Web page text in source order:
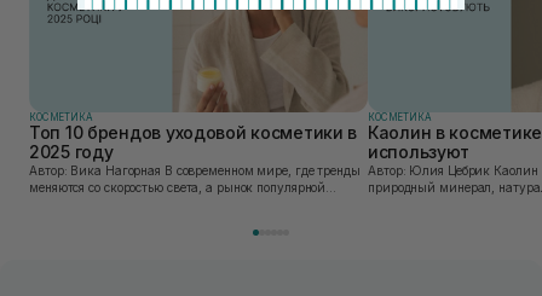
КОСМЕТИКА
Топ 10 брендов уходовой косметики в
2025 году
Автор: Вика Нагорная В современном мире, где тренды
меняются со скоростью света, а рынок популярной
КОСМЕТИКА
Каолин в
используют
Автор: Юлия Цебрик Каолин в косметологии – это
природный минерал,